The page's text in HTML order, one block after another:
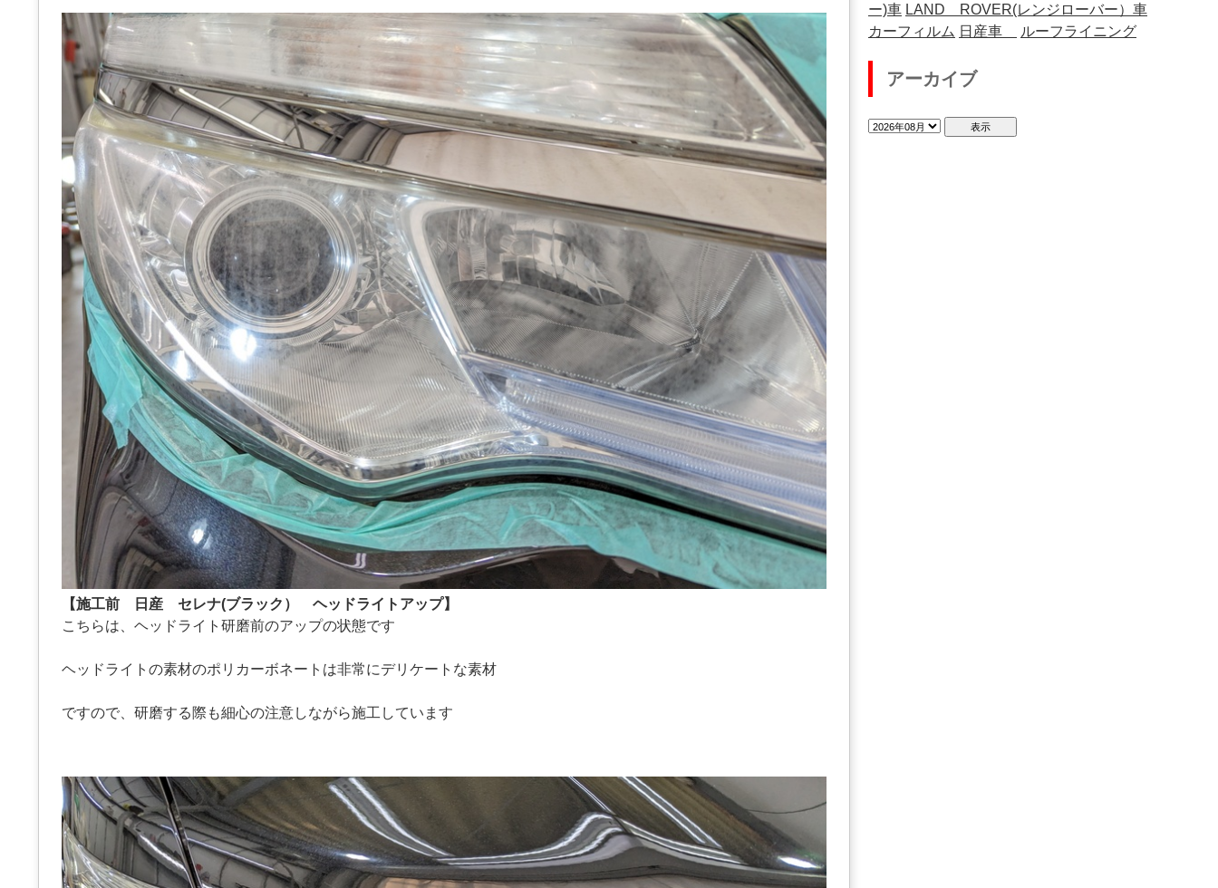
【施工前 日産 セレナ(ブラック） ヘッドライトアップ】
こちらは、ヘッドライト研磨前のアップの状態です
ヘッドライトの素材のポリカーボネートは非常にデリケートな素材
ですので、研磨する際も細心の注意しながら施工しています
ー)車 LAND ROVER(レンジローバー）車
カーフィルム 日産車 ルーフライニング
アーカイブ